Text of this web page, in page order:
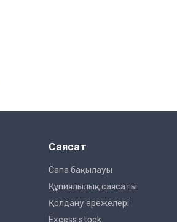
Саясат
Сапа бақылауы
Құпиялылық саясаты
Қолдану ережелері